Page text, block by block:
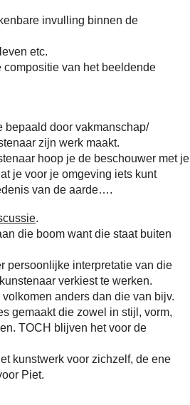
invulling binnen de
etc.
van het beeldende
bepaald door vakmanschap/
zijn werk maakt.
hoop je de beschouwer met je
je voor je omgeving iets kunt
van de aarde….
.
die boom want die staat buiten
persoonlijke interpretatie van die
verkiest te werken.
anders dan die van bijv.
gemaakt die zowel in stijl, vorm,
TOCH blijven het voor de
kunstwerk voor zichzelf, de ene
Piet.